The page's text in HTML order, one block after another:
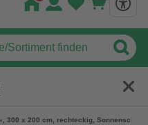
300 x 200 cm, rechteckig,